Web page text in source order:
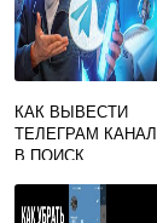
КАК ВЫВЕСТИ
ТЕЛЕГРАМ КАНАЛ
В ПОИСК